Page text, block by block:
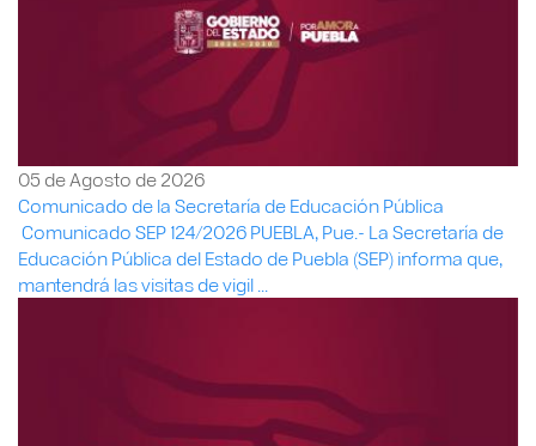
05 de Agosto de 2026
Comunicado de la Secretaría de Educación Pública
Comunicado SEP 124/2026 PUEBLA, Pue.- La Secretaría de
Educación Pública del Estado de Puebla (SEP) informa que,
mantendrá las visitas de vigil ...